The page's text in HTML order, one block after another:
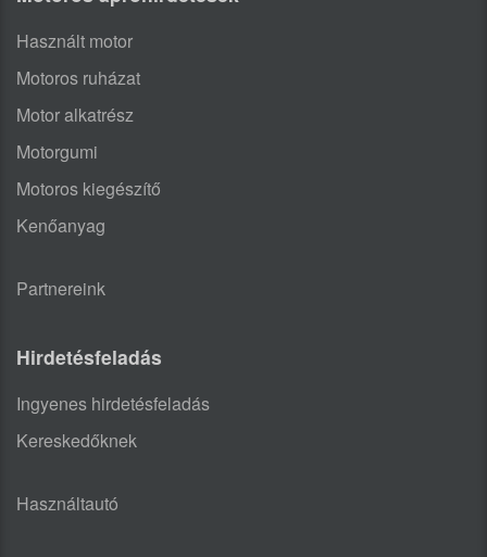
Használt motor
Motoros ruházat
Motor alkatrész
Motorgumi
Motoros kiegészítő
Kenőanyag
Partnereink
Hirdetésfeladás
Ingyenes hirdetésfeladás
Kereskedőknek
Használtautó